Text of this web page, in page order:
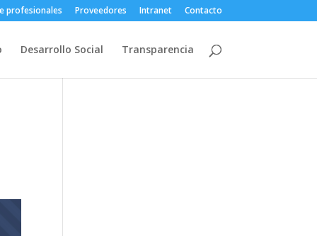
profesionales Proveedores Intranet Contacto
Desarrollo Social Transparencia